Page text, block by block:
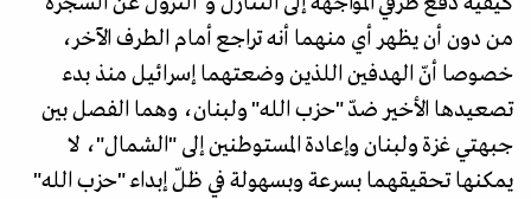
من دون أن يظهر أي منهما أنه تراجع أمام الطرف الآخر،
خصوصا أنّ الهدفين اللذين وضعتهما إسرائيل منذ بدء
تصعيدها الأخير ضدّ "حزب الله" ولبنان، وهما الفصل بين
جبهتي غزة ولبنان وإعادة المستوطنين إلى "الشمال"، لا
يمكنها تحقيقهما بسرعة وبسهولة في ظلّ إبداء "حزب الله"